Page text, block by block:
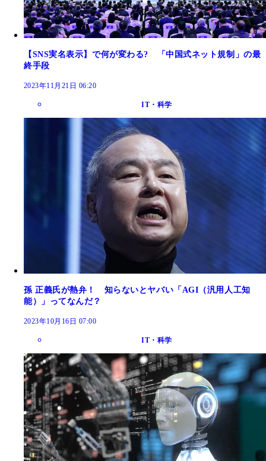
【SNS実名表示】で何が変わる? 「中国式ネット規制」の最
終手段
2023年11月21日 06:20
IT・科学
孫 正義氏が熱弁！ 知らないとヤバい「AGI（汎用人工知
能）」ってなんだ？
2023年10月16日 07:00
IT・科学